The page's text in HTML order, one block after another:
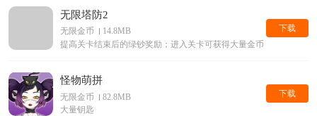
无限塔防2
无限金币
14.8MB
提高关卡结束后的绿钞奖励；进入关卡可获得大量金币，需完成新
下载
怪物萌拼
无限金币
82.8MB
大量钥匙
下载